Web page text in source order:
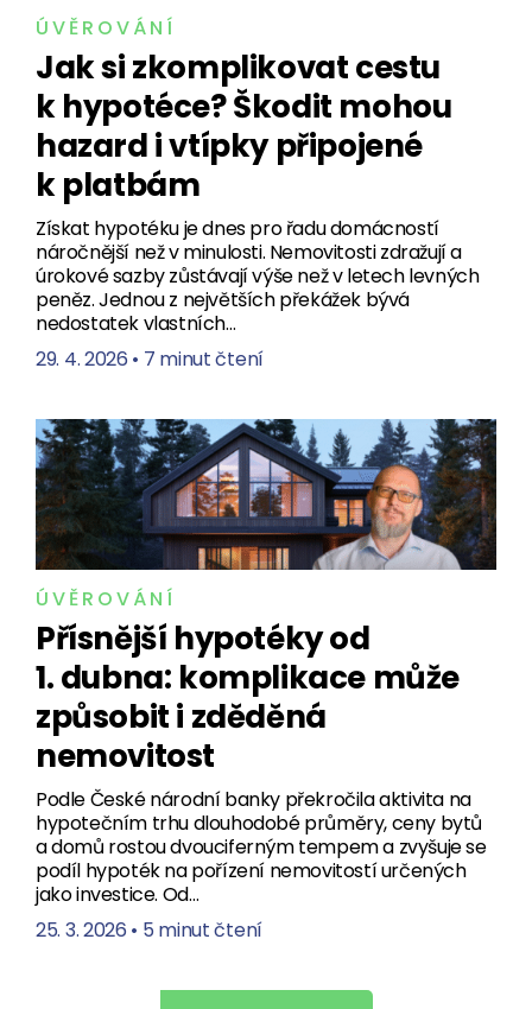
ÚVĚROVÁNÍ
Jak si zkomplikovat cestu
k hypotéce? Škodit mohou
hazard i vtípky připojené
k platbám
Získat hypotéku je dnes pro řadu domácností
náročnější než v minulosti. Nemovitosti zdražují a
úrokové sazby zůstávají výše než v letech levných
peněz. Jednou z největších překážek bývá
nedostatek vlastních…
29. 4. 2026 • 7 minut čtení
ÚVĚROVÁNÍ
Přísnější hypotéky od
1. dubna: komplikace může
způsobit i zděděná
nemovitost
Podle České národní banky překročila aktivita na
hypotečním trhu dlouhodobé průměry, ceny bytů
a domů rostou dvouciferným tempem a zvyšuje se
podíl hypoték na pořízení nemovitostí určených
jako investice. Od…
25. 3. 2026 • 5 minut čtení